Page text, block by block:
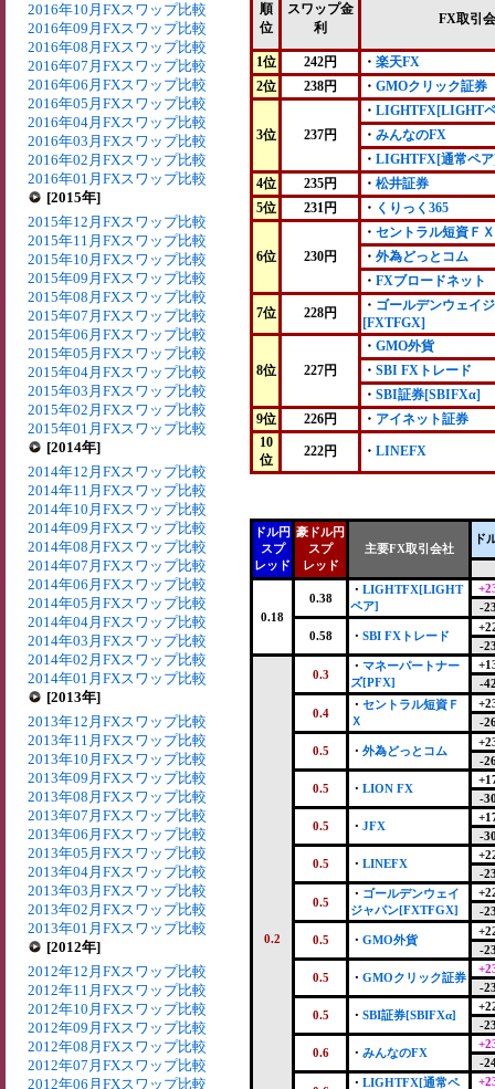
2016年10月FXスワップ比較
2016年09月FXスワップ比較
2016年08月FXスワップ比較
2016年07月FXスワップ比較
2016年06月FXスワップ比較
2016年05月FXスワップ比較
2016年04月FXスワップ比較
2016年03月FXスワップ比較
2016年02月FXスワップ比較
2016年01月FXスワップ比較
[2015年]
2015年12月FXスワップ比較
2015年11月FXスワップ比較
2015年10月FXスワップ比較
2015年09月FXスワップ比較
2015年08月FXスワップ比較
2015年07月FXスワップ比較
2015年06月FXスワップ比較
2015年05月FXスワップ比較
2015年04月FXスワップ比較
2015年03月FXスワップ比較
2015年02月FXスワップ比較
2015年01月FXスワップ比較
[2014年]
2014年12月FXスワップ比較
2014年11月FXスワップ比較
2014年10月FXスワップ比較
2014年09月FXスワップ比較
2014年08月FXスワップ比較
2014年07月FXスワップ比較
2014年06月FXスワップ比較
2014年05月FXスワップ比較
2014年04月FXスワップ比較
2014年03月FXスワップ比較
2014年02月FXスワップ比較
2014年01月FXスワップ比較
[2013年]
2013年12月FXスワップ比較
2013年11月FXスワップ比較
2013年10月FXスワップ比較
2013年09月FXスワップ比較
2013年08月FXスワップ比較
2013年07月FXスワップ比較
2013年06月FXスワップ比較
2013年05月FXスワップ比較
2013年04月FXスワップ比較
2013年03月FXスワップ比較
2013年02月FXスワップ比較
2013年01月FXスワップ比較
[2012年]
2012年12月FXスワップ比較
2012年11月FXスワップ比較
2012年10月FXスワップ比較
2012年09月FXスワップ比較
2012年08月FXスワップ比較
2012年07月FXスワップ比較
2012年06月FXスワップ比較
順
位
スワップ金
利
FX取引
1位 242円 ・ 楽天FX
2位
238円 ・ GMOクリック証券
3位 237円
・ LIGHTFX[LIGHT
・ みんなのFX
・ LIGHTFX[通常ペ
4位
235円 ・ 松井証券
5位
231円 ・ くりっく365
6位 230円
・ セントラル短資ＦＸ
・ 外為どっとコム
・ FXブロードネット
7位 228円 ・ ゴールデンウェイ
[FXTFGX]
8位 227円
・ GMO外貨
・ SBI FXトレード
・ SBI証券[SBIFXα]
9位
226円 ・ アイネット証券
10
位
222円 ・ LINEFX
ドル円
スプ
レッド
豪ドル円
スプ
レッド
主要FX取引会社
ド
0.18
0.38
・ LIGHTFX[LIGHT
ペア]
-
0.58 ・ SBI FXトレード
-
0.2
0.3
・ マネーパートナー
ズ[PFX]
-
0.4
・ セントラル短資Ｆ
Ｘ
-
0.5 ・ 外為どっとコム
-
0.5 ・ LION FX
-
0.5 ・ JFX
-
0.5 ・ LINEFX
-
0.5
・ ゴールデンウェイ
ジャパン[FXTFGX]
-
0.5 ・ GMO外貨
-
0.5 ・ GMOクリック証券
-
0.5 ・ SBI証券[SBIFXα]
-
0.6 ・ みんなのFX
-
・ LIGHTFX[通常ペ